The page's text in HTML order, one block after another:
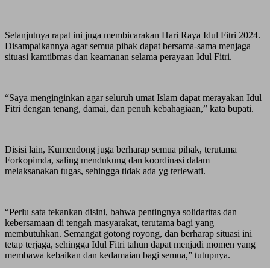
Selanjutnya rapat ini juga membicarakan Hari Raya Idul Fitri 2024.
Disampaikannya agar semua pihak dapat bersama-sama menjaga
situasi kamtibmas dan keamanan selama perayaan Idul Fitri.
“Saya menginginkan agar seluruh umat Islam dapat merayakan Idul
Fitri dengan tenang, damai, dan penuh kebahagiaan,” kata bupati.
Disisi lain, Kumendong juga berharap semua pihak, terutama
Forkopimda, saling mendukung dan koordinasi dalam
melaksanakan tugas, sehingga tidak ada yg terlewati.
“Perlu sata tekankan disini, bahwa pentingnya solidaritas dan
kebersamaan di tengah masyarakat, terutama bagi yang
membutuhkan. Semangat gotong royong, dan berharap situasi ini
tetap terjaga, sehingga Idul Fitri tahun dapat menjadi momen yang
membawa kebaikan dan kedamaian bagi semua,” tutupnya.